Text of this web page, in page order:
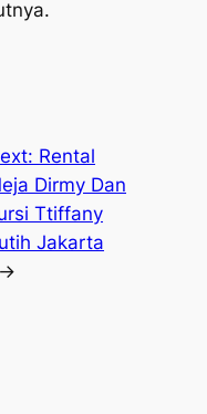
Rental
Dirmy Dan
Ttiffany
Jakarta
→